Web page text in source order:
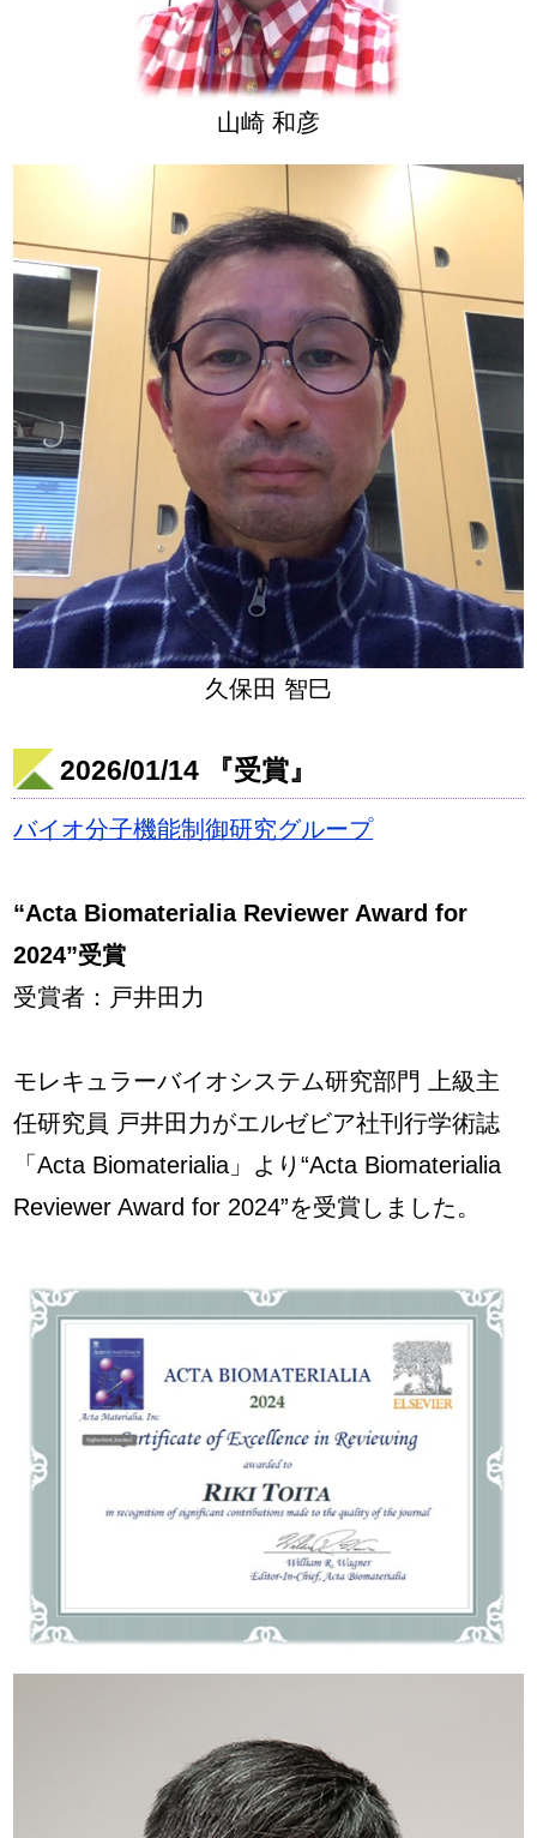
山崎 和彦
久保田 智巳
2026/01/14 『受賞』
バイオ分子機能制御研究グループ
“Acta Biomaterialia Reviewer Award for
2024”受賞
受賞者：戸井田力
モレキュラーバイオシステム研究部門 上級主
任研究員 戸井田力がエルゼビア社刊行学術誌
「Acta Biomaterialia」より“Acta Biomaterialia
Reviewer Award for 2024”を受賞しました。